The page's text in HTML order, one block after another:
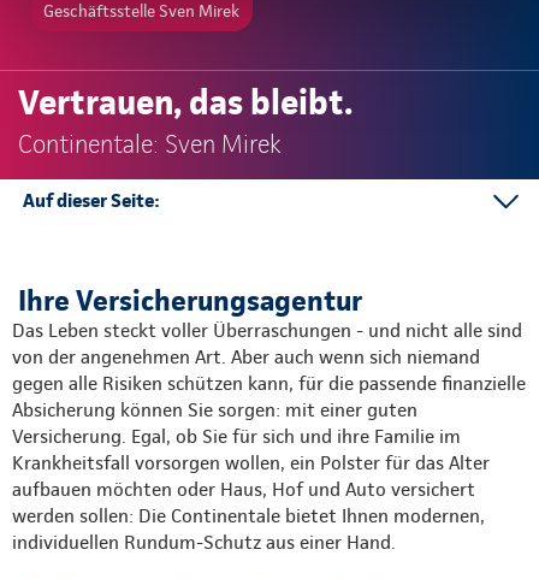
Geschäftsstelle Sven Mirek
Vertrauen, das bleibt.
Continentale: Sven Mirek
Auf dieser Seite:
Mehr
Ihre Versicherungsagentur
Das Leben steckt voller Überraschungen - und nicht alle sind
von der angenehmen Art. Aber auch wenn sich niemand
gegen alle Risiken schützen kann, für die passende finanzielle
Absicherung können Sie sorgen: mit einer guten
Versicherung. Egal, ob Sie für sich und ihre Familie im
Krankheitsfall vorsorgen wollen, ein Polster für das Alter
aufbauen möchten oder Haus, Hof und Auto versichert
werden sollen: Die Continentale bietet Ihnen modernen,
individuellen Rundum-Schutz aus einer Hand.